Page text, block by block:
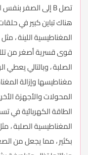
تصل B إلى الصفر بنفس الطريقة السابقة ، لتكمل حلقة التخلفية.
هناك تباين كبير في
المغناطيسية اللينة ،
قوى قسرية أصغر من
الصلبة ، وبالتالي يعطي
مغناطيسها وإزالة
المحولات والأجهزة
الطاقة الكهربائية في
المغناطيسية الصلبة ،
بكثير ، مما يجعل من